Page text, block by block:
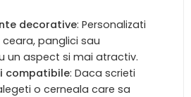
decorative: Personalizati
ceara, panglici sau
un aspect si mai atractiv.
compatibile: Daca scrieti
o cerneala care sa